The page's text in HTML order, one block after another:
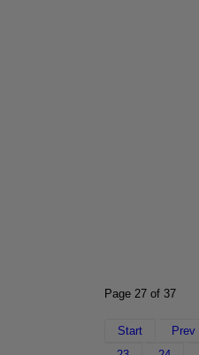
Page 27 of 37
Start Prev